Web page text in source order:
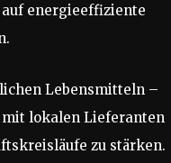
energieeffiziente
Lebensmitteln –
mit lokalen Lieferanten
zu stärken.